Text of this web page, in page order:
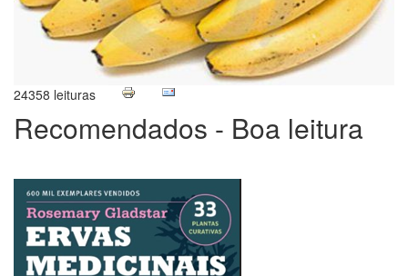
24358 leituras
Recomendados - Boa leitura